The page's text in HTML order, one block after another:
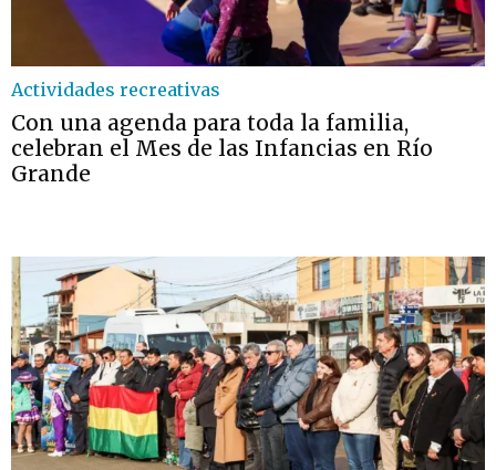
Actividades recreativas
Con una agenda para toda la familia,
celebran el Mes de las Infancias en Río
Grande